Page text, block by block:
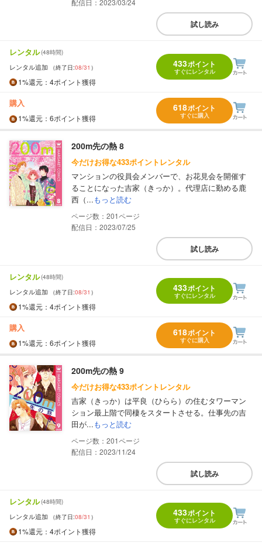
試し読み
レンタル(48時間)
レンタル追加 （終了日:08/31 ）
1%還元 ：4ポイント獲得
433ポイント
すぐにレンタル
購入
1%還元 ：6ポイント獲得
618ポイント
すぐに購入
200m先の熱 8
今だけお得な433ポイントレンタル
マンションの役員会メンバーで、お花見会を開催す
ることになった吉家（きっか）。代理店に勤める鹿
西（...もっと読む
201
配信日：2023/07/25
試し読み
レンタル(48時間)
レンタル追加 （終了日:08/31 ）
1%還元 ：4ポイント獲得
433ポイント
すぐにレンタル
購入
1%還元 ：6ポイント獲得
618ポイント
すぐに購入
200m先の熱 9
今だけお得な433ポイントレンタル
吉家（きっか）は平良（ひらら）の住むタワーマン
ション最上階で同棲をスタートさせる。仕事先の吉
田が...もっと読む
201
配信日：2023/11/24
試し読み
レンタル(48時間)
レンタル追加 （終了日:08/31 ）
1%還元 ：4ポイント獲得
433ポイント
すぐにレンタル